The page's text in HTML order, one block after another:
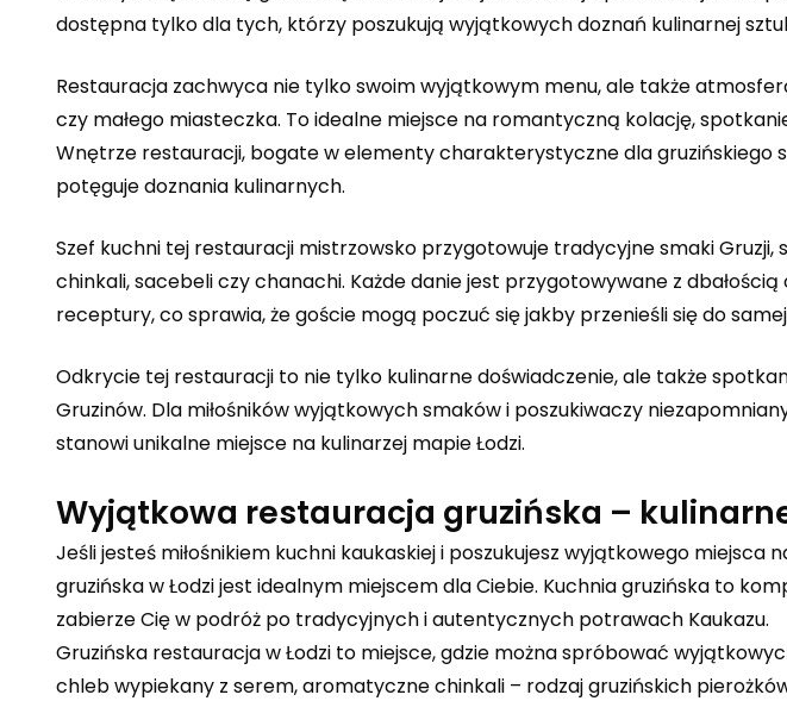
dostępna tylko dla tych, którzy poszukują wyjątkowych doznań kulinarnej
Restauracja zachwyca nie tylko swoim wyjątkowym menu, ale także
czy małego miasteczka. To idealne miejsce na romantyczną kolację,
Wnętrze restauracji, bogate w elementy charakterystyczne dla gruzińskiego
potęguje doznania kulinarnych.
Szef kuchni tej restauracji mistrzowsko przygotowuje tradycyjne smaki
chinkali, sacebeli czy chanachi. Każde danie jest przygotowywane z
receptury, co sprawia, że goście mogą poczuć się jakby przenieśli się do samej
Odkrycie tej restauracji to nie tylko kulinarne doświadczenie, ale także
Gruzinów. Dla miłośników wyjątkowych smaków i poszukiwaczy
stanowi unikalne miejsce na kulinarzej mapie Łodzi.
Wyjątkowa restauracja gruzińska –
Jeśli jesteś miłośnikiem kuchni kaukaskiej i poszukujesz wyjątkowego miejsca
gruzińska w Łodzi jest idealnym miejscem dla Ciebie. Kuchnia gruzińska to
zabierze Cię w podróż po tradycyjnych i autentycznych potrawach Kaukazu.
Gruzińska restauracja w Łodzi to miejsce, gdzie można spróbować
chleb wypiekany z serem, aromatyczne chinkali – rodzaj gruzińskich